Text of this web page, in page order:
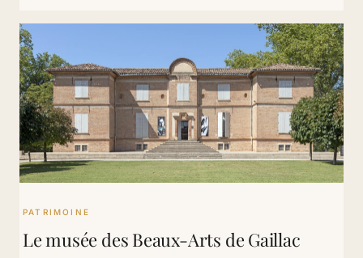
PATRIMOINE
Le musée des Beaux-Arts de Gaillac